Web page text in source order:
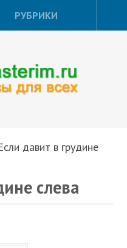
РУБРИКИ
давит в грудине
слева